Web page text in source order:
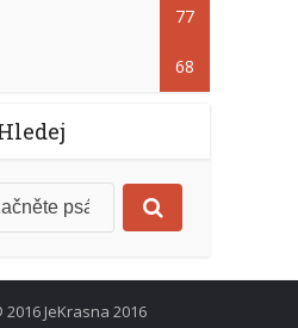
77
68
JeKrasna 2016